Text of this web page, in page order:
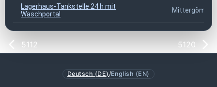
Lagerhaus-Tankstelle 24 h mit
Waschportal
Mittergöming
5112 5120
Deutsch (DE) /English (EN)